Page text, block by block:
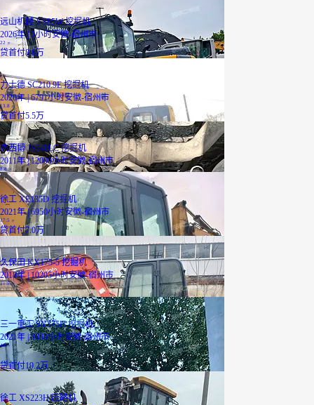
远山机械 YS85W 挖掘机
2026年 | 5小时安徽-宿州市
22 万
贷首付8.8万
力士德 SC210.9E 挖掘机
2020年 | 6791小时安徽-宿州市
13.8 万
贷首付5.5万
杰西博 JS240LC 挖掘机
2011年 | 12000小时安徽-宿州市
8.8万
徐工 XE135D 挖掘机
2021年 | 6950小时安徽-宿州市
17.5 万
贷首付7.0万
久保田 KX175-5 挖掘机
2018年 | 10205小时安徽-宿州市
11.5万
三一重工 SY375H 挖掘机
2021年 | 8880小时安徽-宿州市
48万
贷首付19.2万
徐工 XS223H 压路机